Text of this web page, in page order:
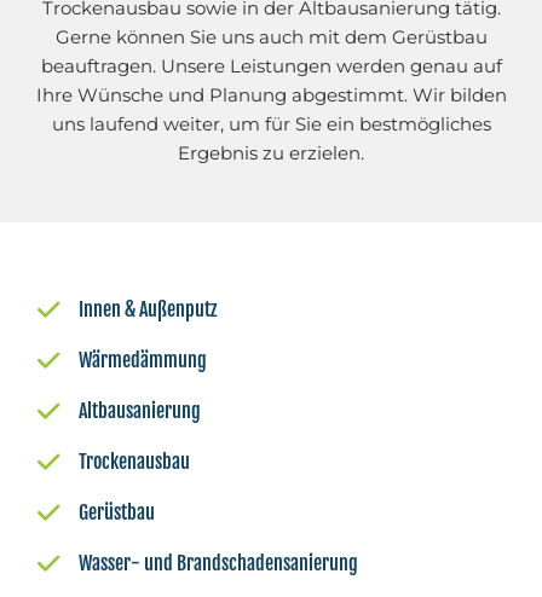
Trockenausbau sowie in der Altbausanierung tätig.
Gerne können Sie uns auch mit dem Gerüstbau
beauftragen. Unsere Leistungen werden genau auf
Ihre Wünsche und Planung abgestimmt. Wir bilden
uns laufend weiter, um für Sie ein bestmögliches
Ergebnis zu erzielen.
Innen & Außenputz
Wärmedämmung
Altbausanierung
Trockenausbau
Gerüstbau
Wasser- und Brandschadensanierung